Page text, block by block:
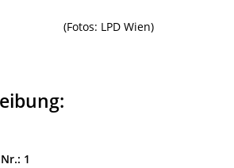
(Fotos: LPD Wien)
1